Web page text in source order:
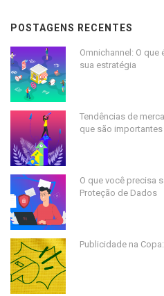
POSTAGENS RECENTES
Omnichannel: O
sua estratégia
Tendências de
que são
O que você precisa
Proteção de Dados
Publicidade na